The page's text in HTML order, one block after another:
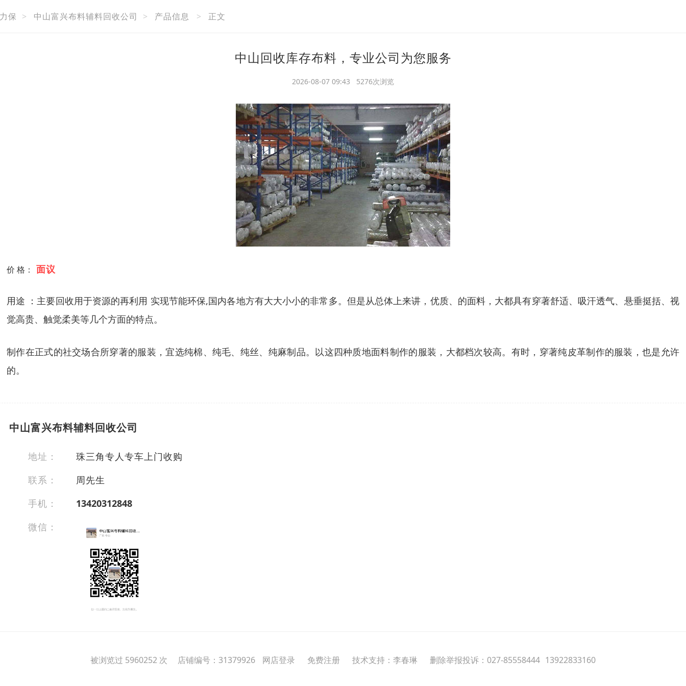
保 > 中山富兴布料辅料回收公司 > 产品信息 > 正文
中山回收库存布料，专业公司为您服务
2026-08-07 09:43 5276次浏览
价 格： 面议
用途 ：主要回收用于资源的再利用 实现节能环保,国内各地方有大大小小的非常多。但是从总体上来讲，优质、的面料，大都具有穿著舒适、吸汗透气、悬垂挺括、视
觉高贵、触觉柔美等几个方面的特点。
制作在正式的社交场合所穿著的服装，宜选纯棉、纯毛、纯丝、纯麻制品。以这四种质地面料制作的服装，大都档次较高。有时，穿著纯皮革制作的服装，也是允许
的。
中山富兴布料辅料回收公司
地址：
珠三角专人专车上门收购
联系：
周先生
手机：
13420312848
微信：
被浏览过 5960252 次 店铺编号：31379926 网店登录 免费注册 技术支持：李春琳 删除举报投诉：027-85558444 13922833160